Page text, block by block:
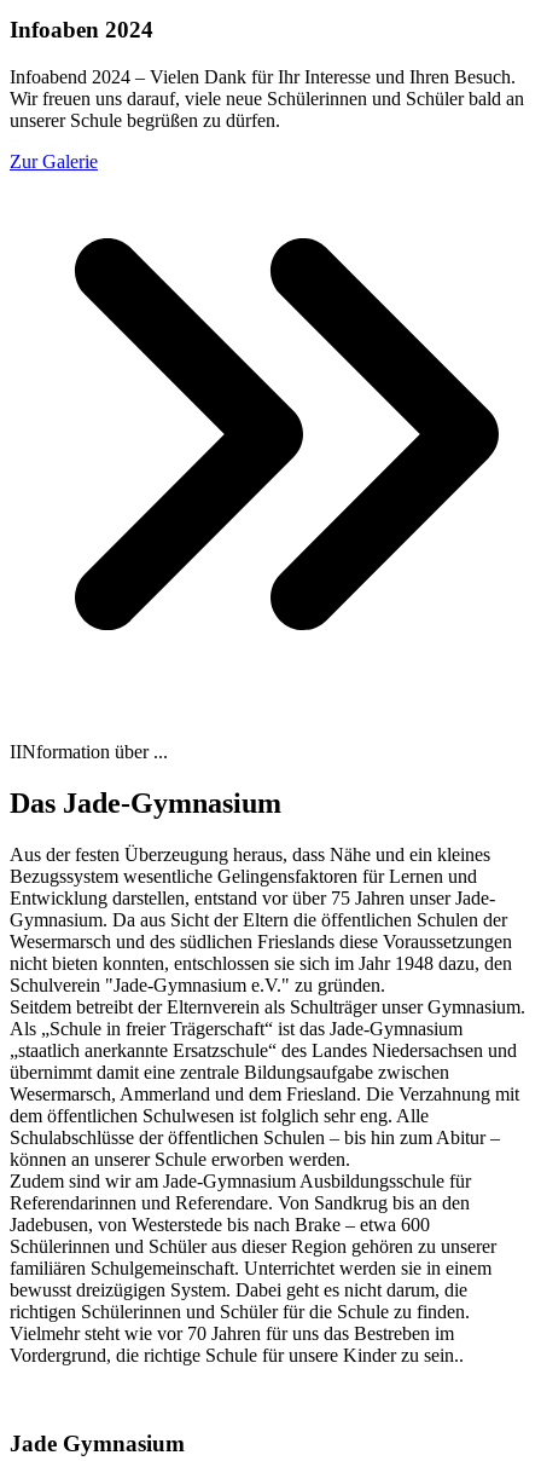
Infoaben 2024
Infoabend 2024 – Vielen Dank für Ihr Interesse und Ihren Besuch.
Wir freuen uns darauf, viele neue Schülerinnen und Schüler bald an
unserer Schule begrüßen zu dürfen.
Zur Galerie
IINformation über ...
Das Jade-Gymnasium
Aus der festen Überzeugung heraus, dass Nähe und ein kleines
Bezugssystem wesentliche Gelingensfaktoren für Lernen und
Entwicklung darstellen, entstand vor über 75 Jahren unser Jade-
Gymnasium. Da aus Sicht der Eltern die öffentlichen Schulen der
Wesermarsch und des südlichen Frieslands diese Voraussetzungen
nicht bieten konnten, entschlossen sie sich im Jahr 1948 dazu, den
Schulverein "Jade-Gymnasium e.V." zu gründen.
Seitdem betreibt der Elternverein als Schulträger unser Gymnasium.
Als „Schule in freier Trägerschaft“ ist das Jade-Gymnasium
„staatlich anerkannte Ersatzschule“ des Landes Niedersachsen und
übernimmt damit eine zentrale Bildungsaufgabe zwischen
Wesermarsch, Ammerland und dem Friesland. Die Verzahnung mit
dem öffentlichen Schulwesen ist folglich sehr eng. Alle
Schulabschlüsse der öffentlichen Schulen – bis hin zum Abitur –
können an unserer Schule erworben werden.
Zudem sind wir am Jade-Gymnasium Ausbildungsschule für
Referendarinnen und Referendare. Von Sandkrug bis an den
Jadebusen, von Westerstede bis nach Brake – etwa 600
Schülerinnen und Schüler aus dieser Region gehören zu unserer
familiären Schulgemeinschaft. Unterrichtet werden sie in einem
bewusst dreizügigen System. Dabei geht es nicht darum, die
richtigen Schülerinnen und Schüler für die Schule zu finden.
Vielmehr steht wie vor 70 Jahren für uns das Bestreben im
Vordergrund, die richtige Schule für unsere Kinder zu sein..
Jade Gymnasium